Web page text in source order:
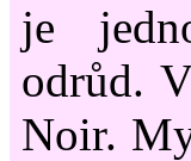
je
odrůd.
Noir.